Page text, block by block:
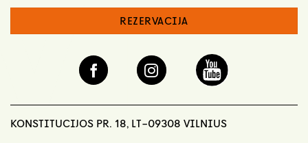
REZERVACIJA
KONSTITUCIJOS PR. 18, LT-09308 VILNIUS